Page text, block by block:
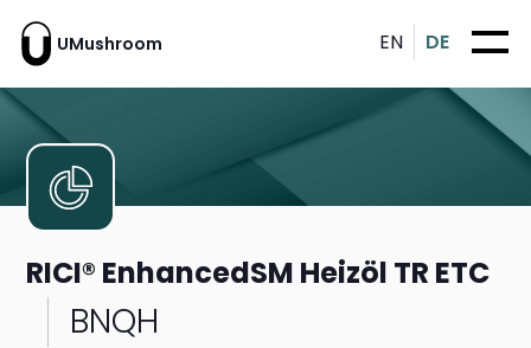
UMushroom EN DE
RICI® EnhancedSM Heizöl TR ETC
BNQH